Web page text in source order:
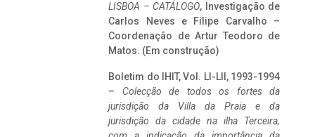
LISBOA – CATÁLOGO, Investigação de
Carlos Neves e Filipe Carvalho –
Coordenação de Artur Teodoro de
Matos. (Em construção)
Boletim do IHIT, Vol. LI-LII, 1993-1994
– Colecção de todos os fortes da
jurisdição da Villa da Praia e da
jurisdição da cidade na ilha Terceira,